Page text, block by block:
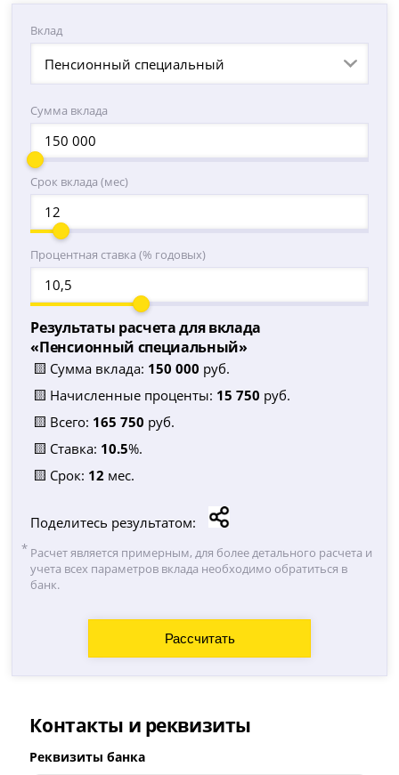
Вклад
Пенсионный специальный
Сумма вклада
Срок вклада (мес)
Процентная ставка (% годовых)
Результаты расчета для вклада
«Пенсионный специальный»
🟨 Сумма вклада: 150 000 руб.
🟨 Начисленные проценты: 15 750 руб.
🟨 Всего: 165 750 руб.
🟨 Ставка: 10.5%.
🟨 Срок: 12 мес.
Поделитесь результатом:
Расчет является примерным, для более детального расчета и
учета всех параметров вклада необходимо обратиться в
банк.
Контакты и реквизиты
Реквизиты банка